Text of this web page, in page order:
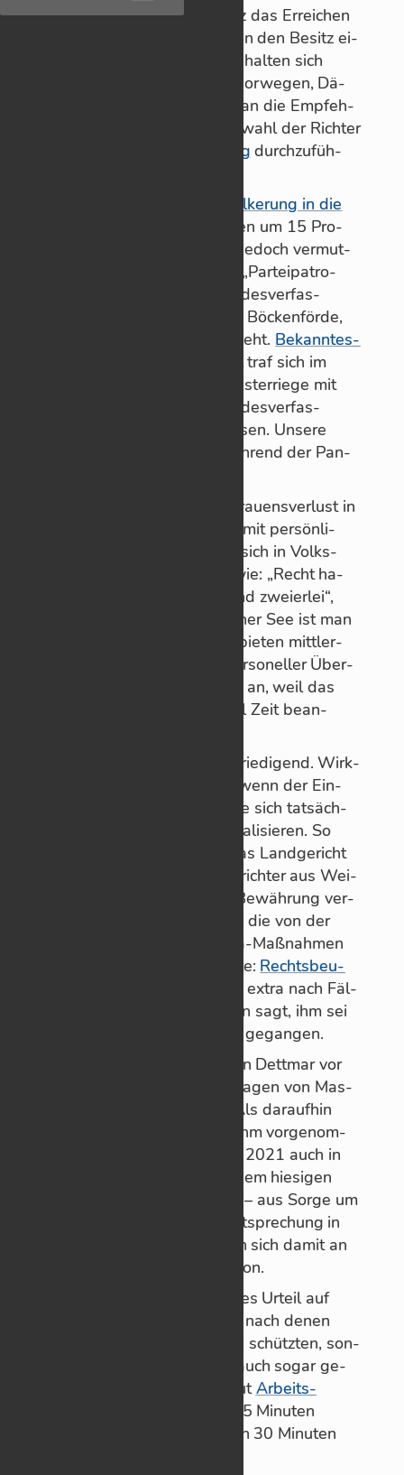
Wäh­rend auch in der Schweiz das Er­rei­chen
der höchs­ten Rich­ter-Äm­ter an den Be­sitz ei­
nes Par­tei­buchs ge­knüpft ist, hal­ten sich
Frank­reich, Spa­nien, Ita­lien, Nor­we­gen, Dä­
ne­mark und die Nie­der­lande an die Emp­feh­
lung des Eu­ro­pa­rats, die Aus­wahl der Rich­ter
von der Exe­ku­tive un­ab­hän­gig durch­zu­füh­
Ver­trauen der Be­völ­ke­rung in die
in­ner­halb von fünf Jah­ren um 15 Pro­
zent­punkte ge­fal­len ist, liegt je­doch ver­mut­
lich nicht vor­ran­gig an die­ser „Par­tei­pa­tro­
nage“, die ein ehe­ma­lige Bun­des­ver­fas­
sungs­rich­ter, Ernst Wolf­gang Bö­cken­förde,
im Üb­ri­gen als un­halt­bar an­sieht. Be­kann­tes­
: Kanz­le­rin Mer­kel traf sich im
Som­mer 2021 samt ih­rer Mi­nis­ter­riege mit
den 16 Rich­te­rIn­nen des Bun­des­ver­fas­
sungs­ge­richts zum Ar­beits­es­sen. Un­sere
Grund­rechte ha­ben diese wäh­rend der Pan­
In ers­ter Li­nie hat die­ser Ver­trau­ens­ver­lust in
un­ser Jus­tiz­we­sen wohl eher mit per­sön­li­
chen Er­fah­run­gen zu tun, die sich in Volks­
weis­hei­ten nie­der­schla­gen, wie: „Recht ha­
ben und Recht be­kom­men sind zwei­er­lei“,
oder: „Vor Ge­richt und auf ho­her See ist man
in Got­tes Hand“. Tat­säch­lich bie­ten mitt­ler­
weile Rich­te­rIn­nen we­gen per­so­nel­ler Über­
an, weil das
Schrei­ben ei­nes Ur­teils zu viel Zeit be­an­
Sol­che Er­leb­nisse sind un­be­frie­di­gend. Wirk­
lich ka­ta­stro­phal aber ist es, wenn der Ein­
druck ent­steht, die Jus­tiz lasse sich tat­säch­
lich von der Po­li­tik in­stru­men­ta­li­sie­ren. So
wie jetzt etwa in Er­furt, wo das Land­ge­richt
(mit Schöf­fen) ei­nen Fa­mi­li­en­rich­ter aus Wei­
mar zu zwei Jah­ren Haft auf Be­wäh­rung ver­
ur­teilt hat, nach­dem er ge­gen die von der
Re­gie­rung er­las­se­nen Co­rona-Maß­nah­men
ent­schied. Der Vor­wurf lau­tete: Rechts­beu­
, weil er da­für an­geb­lich ex­tra nach Fäl­
len ge­sucht habe. Er hin­ge­gen sagt, ihm sei
ge­gan­gen.
Kon­kret setzte die­ser Chris­tian Dett­mar vor
zwei Jah­ren die Pflicht zum Tra­gen von Mas­
ken an Schu­len au­ßer Kraft. Als dar­auf­hin
eine Haus­durch­su­chung bei ihm vor­ge­nom­
men wurde, leg­ten am 1. Mai 2021 auch in
Schorn­dorf Bür­ge­rIn­nen vor dem hie­si­gen
ab – aus Sorge um
die Un­ab­hän­gig­keit der Recht­spre­chung in
un­se­rem Land. Sie be­tei­lig­ten sich da­mit an
ei­ner deutsch­land­wei­ten Ak­tion.
Dett­mar stützte sein da­ma­li­ges Ur­teil auf
wis­sen­schaft­li­che Gut­ach­ten, nach de­nen
sol­che Mas­ken nicht vor Vi­ren schütz­ten, son­
dern bei über­mä­ßi­gem Ge­brauch so­gar ge­
sund­heits­schäd­lich seien. LautAr­beits­
soll nach 75 Mi­nu­ten
Maske-Tra­gen eine Pause von 30 Mi­nu­ten